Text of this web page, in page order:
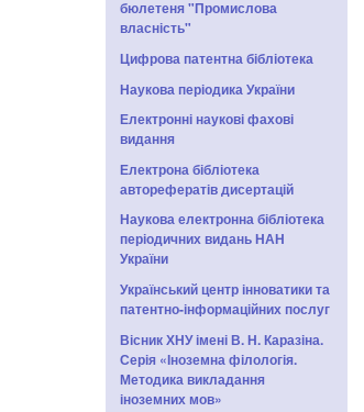
бюлетеня "Промислова
власність"
Цифрова патентна бібліотека
Наукова періодика України
Електронні наукові фахові
видання
Електрона бібліотека
авторефератів дисертацій
Наукова електронна бібліотека
періодичних видань НАН
України
Український центр інноватики та
патентно-інформаційних послуг
Вісник ХНУ імені В. Н. Каразіна.
Серія «Іноземна філологія.
Методика викладання
іноземних мов»